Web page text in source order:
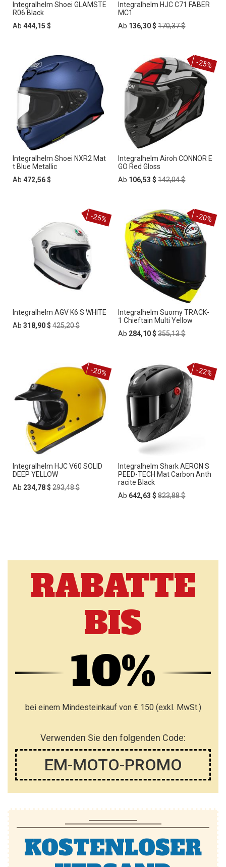
Integralhelm Shoei GLAMSTE
R06 Black
Ab 444,15 $
Integralhelm HJC C71 FABER
MC1
Ab 136,30 $ Regular
170,37 $
Integralhelm Shoei NXR2 Mat
t Blue Metallic
Ab 472,56 $
Integralhelm Airoh CONNOR E
GO Red Gloss
Ab 106,53 $ Regular
142,04 $
-25%
Integralhelm AGV K6 S WHITE
Ab 318,90 $ Regular
425,20 $
-25%
Integralhelm Suomy TRACK-
1 Chieftain Multi Yellow
Ab 284,10 $ Regular
355,13 $
-20%
Integralhelm HJC V60 SOLID
DEEP YELLOW
Ab 234,78 $ Regular
293,48 $
-20%
Integralhelm Shark AERON S
PEED-TECH Mat Carbon Anth
racite Black
Ab 642,63 $ Regular
823,88 $
-22%
RABATTE
BIS
10%
bei einem Mindesteinkauf von € 150 (exkl. MwSt.)
Verwenden Sie den folgenden Code:
EM-MOTO-PROMO
KOSTENLOSER